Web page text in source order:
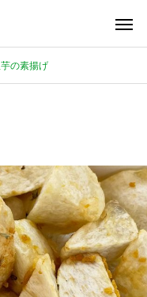
の素揚げ